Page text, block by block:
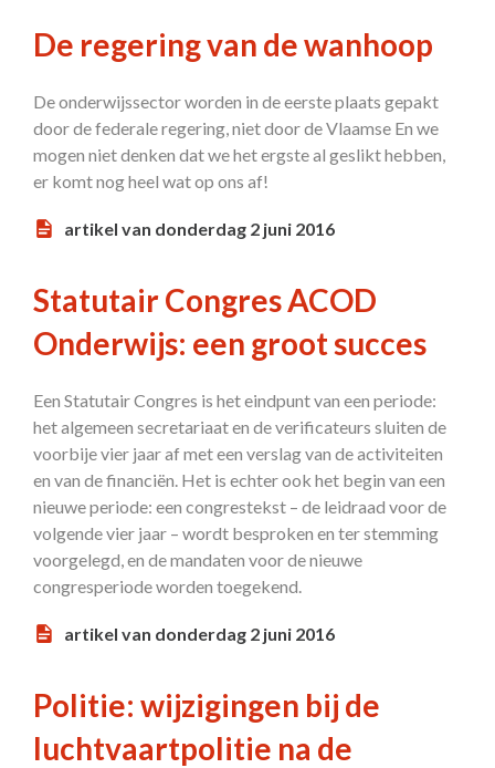
De regering van de wanhoop
De onderwijssector worden in de eerste plaats gepakt
door de federale regering, niet door de Vlaamse En we
mogen niet denken dat we het ergste al geslikt hebben,
er komt nog heel wat op ons af!
artikel van donderdag 2 juni 2016
Statutair Congres ACOD
Onderwijs: een groot succes
Een Statutair Congres is het eindpunt van een periode:
het algemeen secretariaat en de verificateurs sluiten de
voorbije vier jaar af met een verslag van de activiteiten
en van de financiën. Het is echter ook het begin van een
nieuwe periode: een congrestekst – de leidraad voor de
volgende vier jaar – wordt besproken en ter stemming
voorgelegd, en de mandaten voor de nieuwe
congresperiode worden toegekend.
artikel van donderdag 2 juni 2016
Politie: wijzigingen bij de
luchtvaartpolitie na de